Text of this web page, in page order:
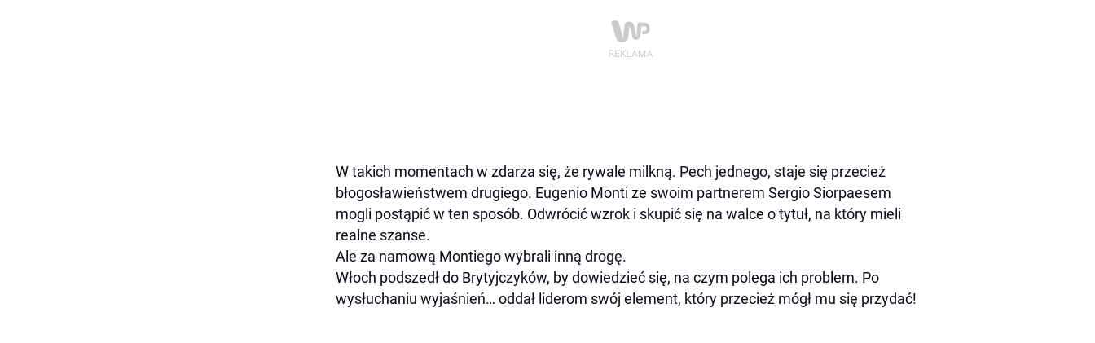
W takich momentach w zdarza się, że rywale milkną. Pech jednego, staje się przecież
błogosławieństwem drugiego. Eugenio Monti ze swoim partnerem Sergio Siorpaesem
mogli postąpić w ten sposób. Odwrócić wzrok i skupić się na walce o tytuł, na który mieli
realne szanse.
Ale za namową Montiego wybrali inną drogę.
Włoch podszedł do Brytyjczyków, by dowiedzieć się, na czym polega ich problem. Po
wysłuchaniu wyjaśnień… oddał liderom swój element, który przecież mógł mu się przydać!